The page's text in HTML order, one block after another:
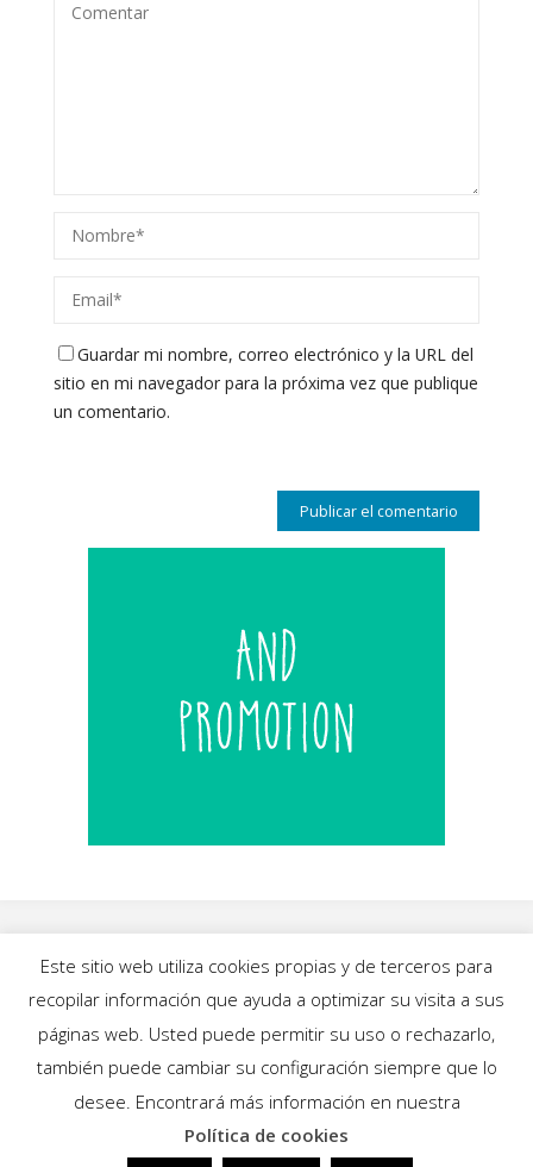
Guardar mi nombre, correo electrónico y la URL del
sitio en mi navegador para la próxima vez que publique
un comentario.
GALERÍAS
QUIÉNES SOMOS
Funciona conFluida&WordPress.
Este sitio web utiliza cookies propias y de terceros para
recopilar información que ayuda a optimizar su visita a sus
páginas web. Usted puede permitir su uso o rechazarlo,
también puede cambiar su configuración siempre que lo
desee. Encontrará más información en nuestra
Política de cookies